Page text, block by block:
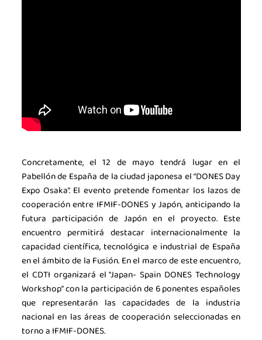
Únete
Concretamente, el 12 de mayo tendrá lugar en el
Pabellón de España de la ciudad japonesa el “DONES Day
Expo Osaka”. El evento pretende fomentar los lazos de
cooperación entre IFMIF-DONES y Japón, anticipando la
futura participación de Japón en el proyecto. Este
encuentro permitirá destacar internacionalmente la
capacidad científica, tecnológica e industrial de España
en el ámbito de la Fusión. En el marco de este encuentro,
el CDTI organizará el "Japan- Spain DONES Technology
Workshop” con la participación de 6 ponentes españoles
que representarán las capacidades de la industria
nacional en las áreas de cooperación seleccionadas en
torno a IFMIF-DONES.